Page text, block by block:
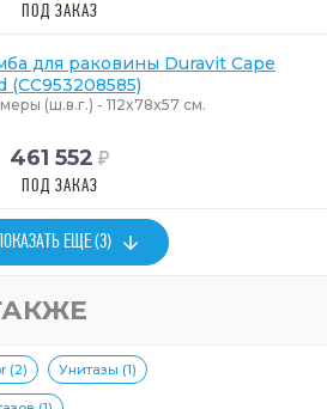
ПОД ЗАКАЗ
для раковины Duravit Cape
(CC953208585)
(ш.в.г.) - 112x78x57 см.
461 552
ПОД ЗАКАЗ
ПОКАЗАТЬ ЕЩЕ (3)
(2) Унитазы (1)